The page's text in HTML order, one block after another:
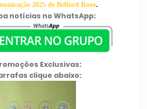
2025 de Belford Roxo.
notícias no WhatsApp:
Exclusivas:
clique abaixo: